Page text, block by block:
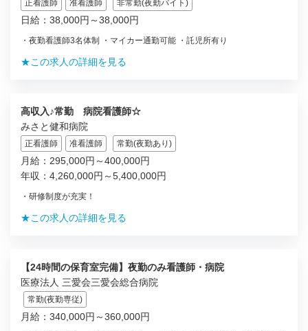
正看護師 准看護師 非常勤(夜勤バイト)
日給：38,000円～38,000円
・夜勤看護師3名体制 ・マイカー通勤可能 ・託児所有り
★この求人の詳細を見る
高収入♪常勤 病院看護師☆
みさと健和病院
正看護師 准看護師 常勤(夜勤あり)
月給：295,000円～400,000円
年収：4,260,000円～5,400,000円
・研修制度が充実！
★この求人の詳細を見る
【24時間の保育室完備】夜勤のみ看護師・病院
医療法人 三愛会三愛会総合病院
常勤(夜勤専従)
月給：340,000円～360,000円